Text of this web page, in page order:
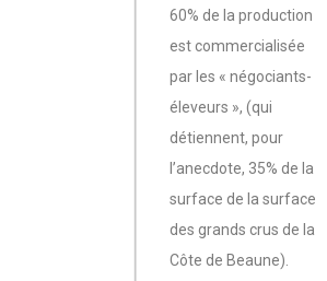
60% de la production
est commercialisée
par les « négociants-
éleveurs », (qui
détiennent, pour
l’anecdote, 35% de la
surface de la surface
des grands crus de la
Côte de Beaune).